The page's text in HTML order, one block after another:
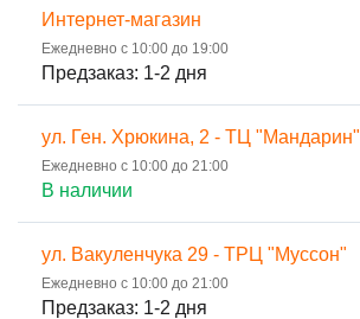
Интернет-магазин
Ежедневно с 10:00 до 19:00
Предзаказ: 1-2 дня
ул. Ген. Хрюкина, 2 - ТЦ "Мандарин"
Ежедневно с 10:00 до 21:00
В наличии
ул. Вакуленчука 29 - ТРЦ "Муссон"
Ежедневно с 10:00 до 21:00
Предзаказ: 1-2 дня